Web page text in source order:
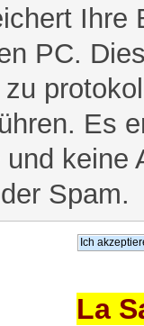
Ihre
PC.
Es
keine
Spam.
La